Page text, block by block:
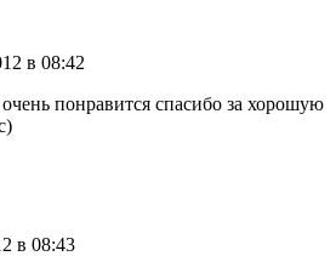
в 08:42
понравится спасибо за хорошую
в 08:43